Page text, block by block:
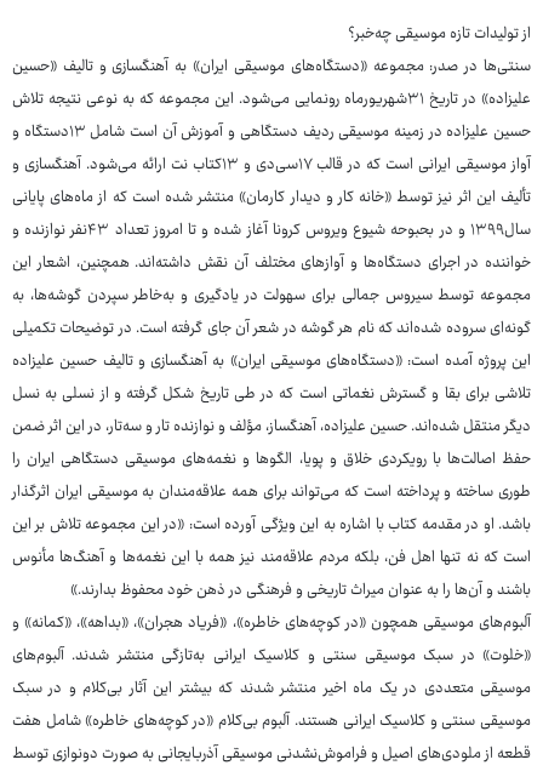
از تولیدات تازه موسیقی چه‌خبر؟
سنتی‌ها در صدر: مجموعه «دستگاه‌های موسیقی ایران» به آهنگسازی و تالیف «حسین
علیزاده» در تاریخ ۳۱شهریورماه رونمایی می‌شود. این مجموعه که به نوعی نتیجه‌ تلاش
حسین علیزاده در زمینه‌ موسیقی ردیف دستگاهی و آموزش آن است شامل ۱۳دستگاه و
آواز موسیقی ایرانی است که در قالب ۱۷سی‌دی و ۱۳کتاب نت ارائه می‌شود. آهنگسازی و
تألیف این اثر نیز توسط «خانه کار و دیدار کارمان» منتشر شده است که از ماه‌های پایانی
سال۱۳۹۹ و در بحبوحه‌ شیوع ویروس کرونا آغاز شده و تا امروز تعداد ۴۳نفر نوازنده و
خواننده در اجرای دستگاه‌ها و آوازهای مختلف آن نقش داشته‌اند. همچنین، اشعار این
مجموعه توسط سیروس جمالی برای سهولت در یادگیری و به‌خاطر سپردن گوشه‌ها، به
گونه‌ای سروده شده‌اند که نام هر گوشه در شعر آن جای گرفته است. در توضیحات تکمیلی
این پروژه آمده است: «دستگاه‌های موسیقی ایران» به آهنگسازی و تالیف حسین علیزاده
تلاشی برای بقا و گسترش نغماتی است که در طی تاریخ شکل گرفته و از نسلی به نسل
دیگر منتقل شده‌اند. حسین علیزاده، آهنگساز، مؤلف و نوازنده‌ تار و سه‌تار، در این اثر ضمن
حفظ اصالت‌ها با رویکردی خلاق و پویا، الگوها و نغمه‌های موسیقی دستگاهی ایران را
طوری ساخته و پرداخته است که می‌تواند برای همه‌ علاقه‌مندان به موسیقی ایران اثرگذار
باشد. او در مقدمه‌ کتاب با اشاره به این ویژگی آورده است: «در این مجموعه تلاش بر این
است که نه تنها اهل فن، بلکه مردم علاقه‌مند نیز همه با این نغمه‌ها و آهنگ‌ها مأنوس
باشند و آن‌ها را به عنوان میراث تاریخی و فرهنگی در ذهن خود محفوظ بدارند.»
آلبوم‌های موسیقی همچون «در کوچه‌های خاطره»، «فریاد هجران»، «بداهه»، «کمانه» و
«خلوت» در سبک موسیقی سنتی و کلاسیک ایرانی به‌تازگی منتشر شدند. آلبوم‌های
موسیقی متعددی در یک ماه اخیر منتشر شدند که بیشتر این آثار بی‌کلام و در سبک
موسیقی سنتی و کلاسیک ایرانی هستند. آلبوم بی‌کلام «در کوچه‌های خاطره» شامل هفت
قطعه از ملودی‌های اصیل و فراموش‌نشدنی موسیقی آذربایجانی به صورت دونوازی توسط